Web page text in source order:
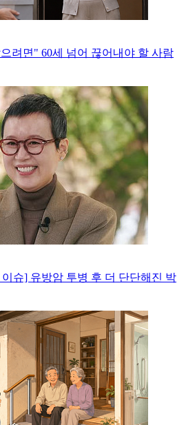
려면" 60세 넘어 끊어내야 할 사람
슈] 유방암 투병 후 더 단단해진 박